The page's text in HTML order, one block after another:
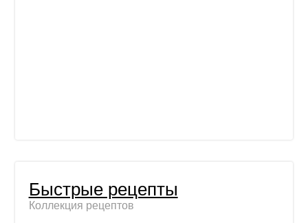
Быстрые рецепты
Коллекция рецептов